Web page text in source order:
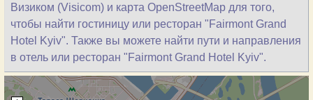
Визиком (Visicom) и карта OpenStreetMap для того,
чтобы найти гостиницу или ресторан "Fairmont Grand
Hotel Kyiv". Также вы можете найти пути и направления
в отель или ресторан "Fairmont Grand Hotel Kyiv".